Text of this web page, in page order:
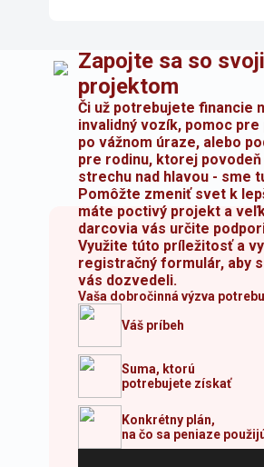
Zapojte sa so
projektom
Či už potrebujete financie
invalidný vozík, pomoc
po vážnom úraze, alebo
pre rodinu, ktorej
strechu nad hlavou - sme
Pomôžte zmeniť svet k
máte poctivý projekt a
darcovia vás určite
Využite túto príležitosť a
registračný formulár, aby
vás dozvedeli.
Vaša dobročinná výzva
Váš príbeh
Suma, ktorú
potrebujete získať
Konkrétny plán,
na čo sa peniaze